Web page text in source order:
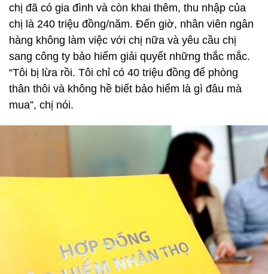
chị đã có gia đình và còn khai thêm, thu nhập của
chị là 240 triệu đồng/năm. Đến giờ, nhân viên ngân
hàng không làm việc với chị nữa và yêu cầu chị
sang công ty bảo hiểm giải quyết những thắc mắc.
“Tôi bị lừa rồi. Tôi chỉ có 40 triệu đồng để phòng
thân thôi và không hề biết bảo hiểm là gì đâu mà
mua”, chị nói.